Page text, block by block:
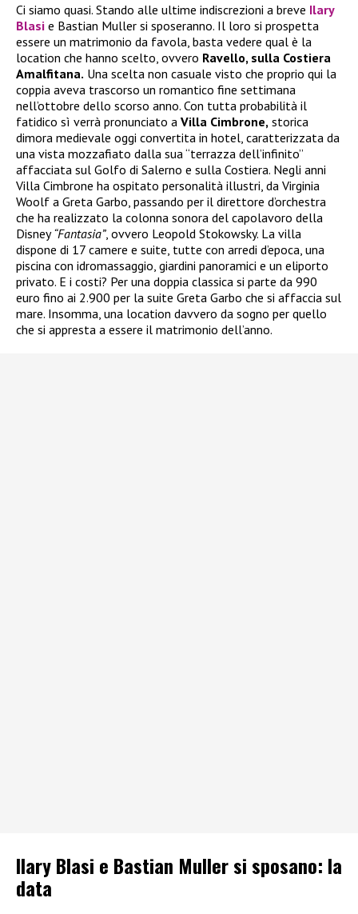
Ci siamo quasi. Stando alle ultime indiscrezioni a breve Ilary
Blasi e Bastian Muller si sposeranno. Il loro si prospetta
essere un matrimonio da favola, basta vedere qual è la
location che hanno scelto, ovvero Ravello, sulla Costiera
Amalfitana. Una scelta non casuale visto che proprio qui la
coppia aveva trascorso un romantico fine settimana
nell’ottobre dello scorso anno. Con tutta probabilità il
fatidico sì verrà pronunciato a Villa Cimbrone, storica
dimora medievale oggi convertita in hotel, caratterizzata da
una vista mozzafiato dalla sua “terrazza dell’infinito”
affacciata sul Golfo di Salerno e sulla Costiera. Negli anni
Villa Cimbrone ha ospitato personalità illustri, da Virginia
Woolf a Greta Garbo, passando per il direttore d’orchestra
che ha realizzato la colonna sonora del capolavoro della
Disney“Fantasia”, ovvero Leopold Stokowsky. La villa
dispone di 17 camere e suite, tutte con arredi d’epoca, una
piscina con idromassaggio, giardini panoramici e un eliporto
privato. E i costi? Per una doppia classica si parte da 990
euro fino ai 2.900 per la suite Greta Garbo che si affaccia sul
mare. Insomma, una location davvero da sogno per quello
che si appresta a essere il matrimonio dell’anno.
Ilary Blasi e Bastian Muller si sposano: la
data